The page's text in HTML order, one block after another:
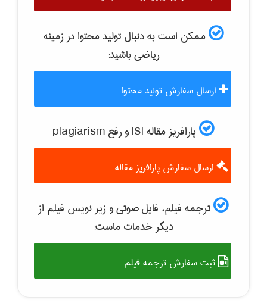
ممکن است به دنبال تولید محتوا در زمینه
رياضیباشید:
ارسال سفارش تولید محتوا
پارافریز مقاله ISI و رفع plagiarism
ارسال سفارش پارافریز مقاله
ترجمه فیلم، فایل صوتی و زیر نویس فیلم از
دیگر خدمات ماست:
ثبت سفارش ترجمه فیلم